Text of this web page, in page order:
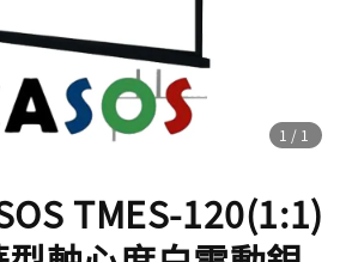
1 /1
TMES-120(1:1)